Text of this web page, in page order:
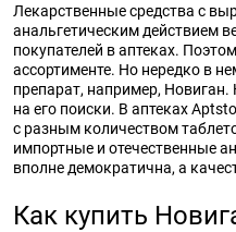
Лекарственные средства с
анальгетическим действием
покупателей в аптеках.
ассортименте. Но нередко в
препарат, например,
на его поиски. В аптеках
с разным количеством
импортные и отечественные
вполне демократична, а
Как купить